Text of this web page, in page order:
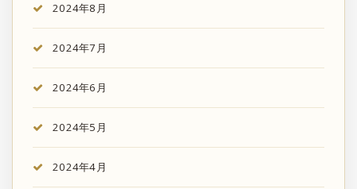
2024年8月
2024年7月
2024年6月
2024年5月
2024年4月